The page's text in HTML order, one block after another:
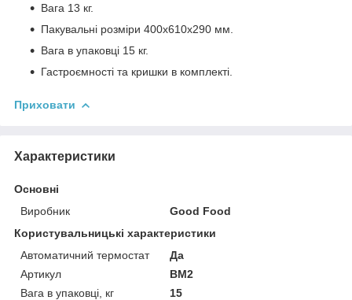
Вага 13 кг.
Пакувальні розміри 400х610х290 мм.
Вага в упаковці 15 кг.
Гастроємності та кришки в комплекті.
Приховати
Характеристики
Основні
Виробник
Good Food
Користувальницькі характеристики
Автоматичний термостат
Да
Артикул
BM2
Вага в упаковці, кг
15